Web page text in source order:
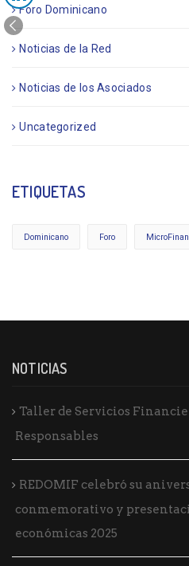
Foro Dominicano
Noticias de la Red
Noticias de los Asociados
Uncategorized
ETIQUETAS
Dominicano Foro
NOTICIAS
Taller de Servicios
Responsables
REDOMIF celebró su
conmemorativo y
económicas 2025